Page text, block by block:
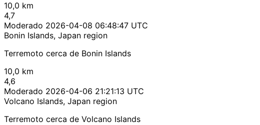
10,0 km
4,7
Moderado 2026-04-08 06:48:47 UTC
Bonin Islands, Japan region
Terremoto cerca de Bonin Islands
10,0 km
4,6
Moderado 2026-04-06 21:21:13 UTC
Volcano Islands, Japan region
Terremoto cerca de Volcano Islands